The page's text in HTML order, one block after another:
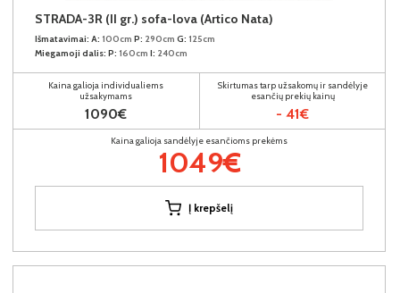
STRADA-3R (II gr.) sofa-lova (Artico Nata)
Išmatavimai: A: 100cm P: 290cm G: 125cm
Miegamoji dalis: P: 160cm I: 240cm
Kaina galioja individualiems
užsakymams
1090€
Skirtumas tarp užsakomų ir sandėlyje
esančių prekių kainų
- 41€
Kaina galioja sandėlyje esančioms prekėms
1049€
Į krepšelį